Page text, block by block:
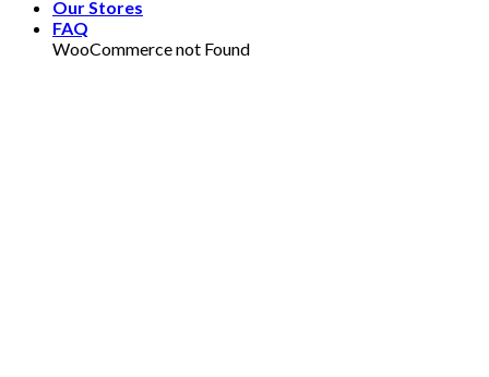
Our Stores
FAQ
WooCommerce not Found